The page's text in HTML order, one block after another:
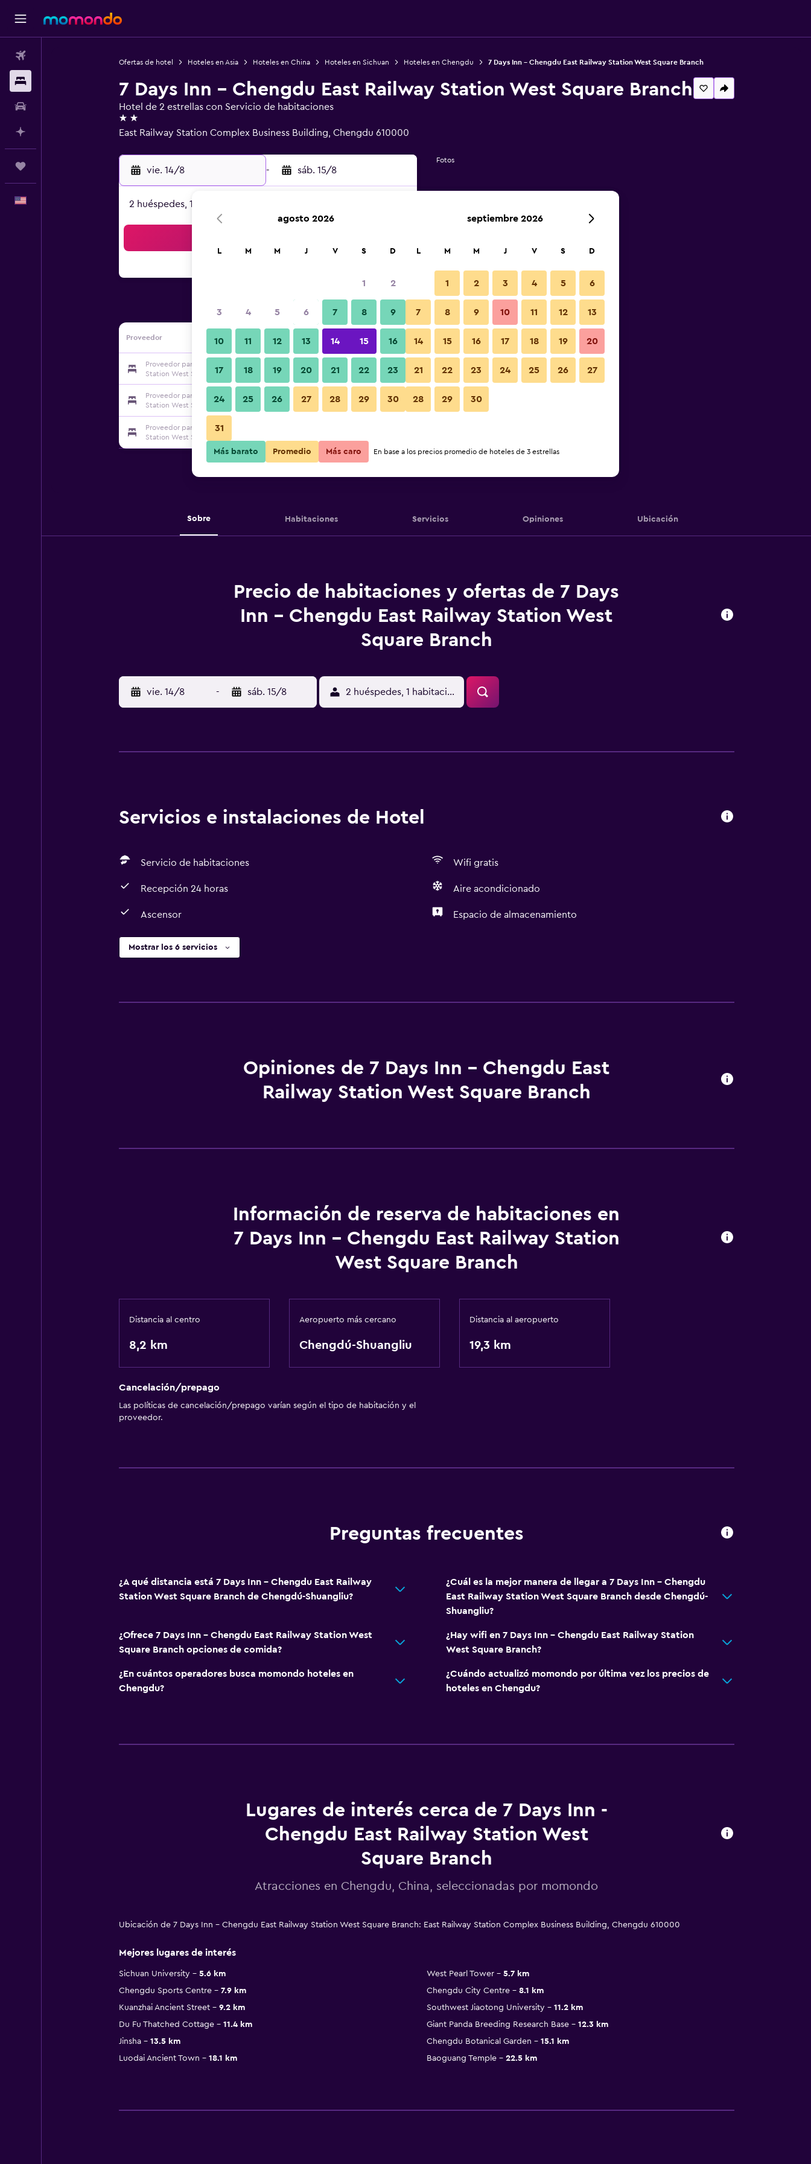
Ofertas de hotel Hoteles en Asia Hoteles en China Hoteles en Sichuan Hoteles en Chengdu 7 Days Inn - Chengdu East Railway Station West Square Branch
7 Days Inn - Chengdu East Railway Station West Square Branch
Hotel de 2 estrellas con Servicio de habitaciones
2 estrellas
East Railway Station Complex Business Building, Chengdu 610000
vie. 14/8 - sáb. 15/8
2 huéspedes, 1 habitación
Proveedor
Proveedor para 7 Days Inn - Chengdu East Railway
Station West Square Branch
Ver precios
Proveedor para 7 Days Inn - Chengdu East Railway
Station West Square Branch
Ver precios
Proveedor para 7 Days Inn - Chengdu East Railway
Station West Square Branch
Fotos
Sobre Habitaciones Servicios Opiniones Ubicación
Precio de habitaciones y ofertas de 7 Days
Inn - Chengdu East Railway Station West
Square Branch
vie. 14/8 - sáb. 15/8 2 huéspedes, 1 habitación
Servicios e instalaciones de Hotel
Servicio de habitaciones Wifi gratis
Recepción 24 horas Aire acondicionado
Ascensor Espacio de almacenamiento
Mostrar los 6 servicios
Opiniones de 7 Days Inn - Chengdu East
Railway Station West Square Branch
Información de reserva de habitaciones en
7 Days Inn - Chengdu East Railway Station
West Square Branch
Distancia al centro
8,2 km
Aeropuerto más cercano
Chengdú-Shuangliu
Distancia al aeropuerto
19,3 km
Cancelación/prepago
Las políticas de cancelación/prepago varían según el tipo de habitación y el
proveedor.
Preguntas frecuentes
¿A qué distancia está 7 Days Inn - Chengdu East Railway
Station West Square Branch de Chengdú-Shuangliu?
¿Cuál es la mejor manera de llegar a 7 Days Inn - Chengdu
East Railway Station West Square Branch desde Chengdú-
Shuangliu?
¿Ofrece 7 Days Inn - Chengdu East Railway Station West
Square Branch opciones de comida?
¿Hay wifi en 7 Days Inn - Chengdu East Railway Station
West Square Branch?
¿En cuántos operadores busca momondo hoteles en
Chengdu?
¿Cuándo actualizó momondo por última vez los precios de
hoteles en Chengdu?
Lugares de interés cerca de 7 Days Inn -
Chengdu East Railway Station West
Square Branch
Atracciones en Chengdu, China, seleccionadas por momondo
Ubicación de 7 Days Inn - Chengdu East Railway Station West Square Branch: East Railway Station Complex Business Building, Chengdu 610000
Mejores lugares de interés
Sichuan University 5.6 km West Pearl Tower
5.7 km
Chengdu Sports Centre
7.9 km Chengdu City Centre
8.1 km
Kuanzhai Ancient Street
9.2 km Southwest Jiaotong University
11.2 km
Du Fu Thatched Cottage
11.4 km Giant Panda Breeding Research Base
12.3 km
Jinsha
13.5 km Chengdu Botanical Garden
15.1 km
Luodai Ancient Town
18.1 km Baoguang Temple 22.5 km
agosto 2026
L M M J V S D
1 2
3 4 5 6 7 8 9
10 11 12 13 14 15 16
17 18 19 20 21 22 23
24 25 26 27 28 29 30
31
septiembre 2026
L M M J V S D
1 2 3 4 5 6
7 8 9 10 11 12 13
14 15 16 17 18 19 20
21 22 23 24 25 26 27
28 29 30
Más barato Promedio Más caro En base a los precios promedio de hoteles de 3 estrellas